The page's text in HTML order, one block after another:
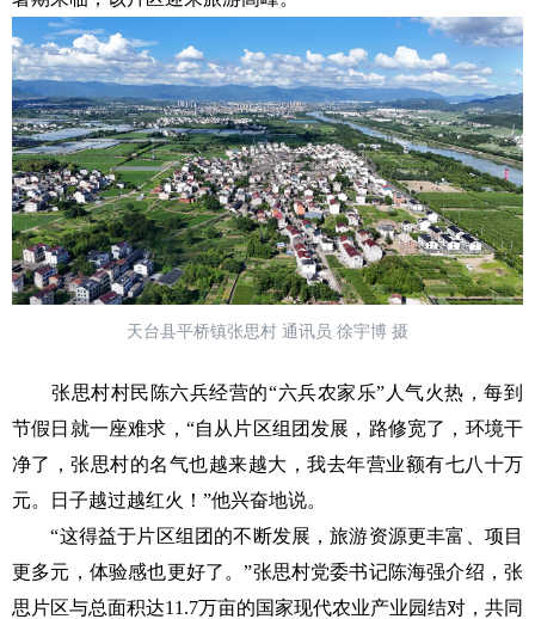
天台县平桥镇张思村 通讯员 徐宇博 摄
张思村村民陈六兵经营的“六兵农家乐”人气火热，每到
节假日就一座难求，“自从片区组团发展，路修宽了，环境干
净了，张思村的名气也越来越大，我去年营业额有七八十万
元。日子越过越红火！”他兴奋地说。
“这得益于片区组团的不断发展，旅游资源更丰富、项目
更多元，体验感也更好了。”张思村党委书记陈海强介绍，张
思片区与总面积达11.7万亩的国家现代农业产业园结对，共同